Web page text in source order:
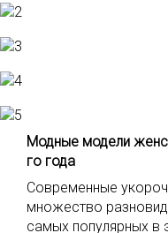
Модные модели
го года
Современные
множество
самых популярных в